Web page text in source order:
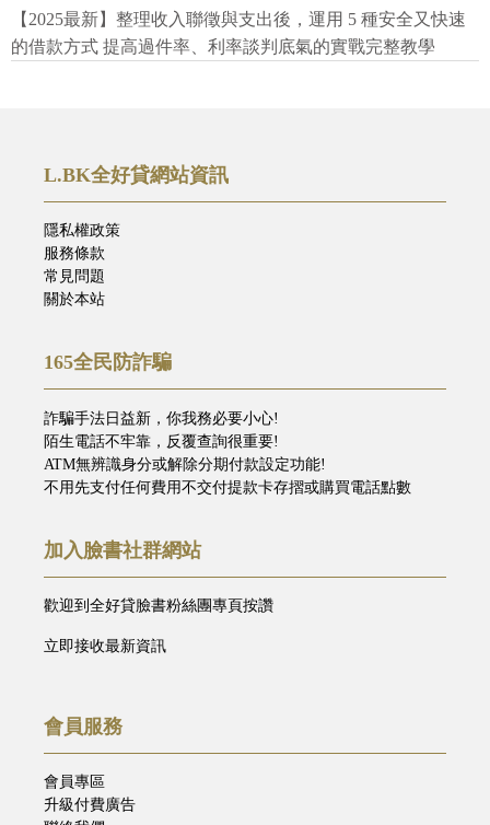
【2025最新】整理收入聯徵與支出後，運用 5 種安全又快速
的借款方式 提高過件率、利率談判底氣的實戰完整教學
L.BK全好貸網站資訊
隱私權政策
服務條款
常見問題
關於本站
165全民防詐騙
詐騙手法日益新，你我務必要小心!
陌生電話不牢靠，反覆查詢很重要!
ATM無辨識身分或解除分期付款設定功能!
不用先支付任何費用不交付提款卡存摺或購買電話點數
加入臉書社群網站
歡迎到全好貸臉書粉絲團專頁按讚
立即接收最新資訊
會員服務
會員專區
升級付費廣告